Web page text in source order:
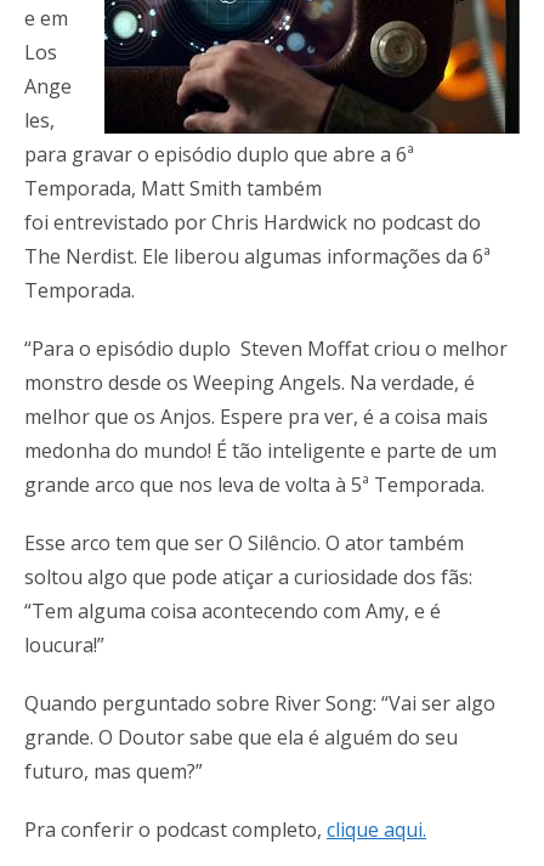
e em
Los
Ange
les,
para gravar o episódio duplo que abre a 6ª
Temporada, Matt Smith também
foi entrevistado por Chris Hardwick no podcast do
The Nerdist. Ele liberou algumas informações da 6ª
Temporada.
“Para o episódio duplo Steven Moffat criou o melhor
monstro desde os Weeping Angels. Na verdade, é
melhor que os Anjos. Espere pra ver, é a coisa mais
medonha do mundo! É tão inteligente e parte de um
grande arco que nos leva de volta à 5ª Temporada.
Esse arco tem que ser O Silêncio. O ator também
soltou algo que pode atiçar a curiosidade dos fãs:
“Tem alguma coisa acontecendo com Amy, e é
loucura!”
Quando perguntado sobre River Song: “Vai ser algo
grande. O Doutor sabe que ela é alguém do seu
futuro, mas quem?”
Pra conferir o podcast completo, clique aqui.